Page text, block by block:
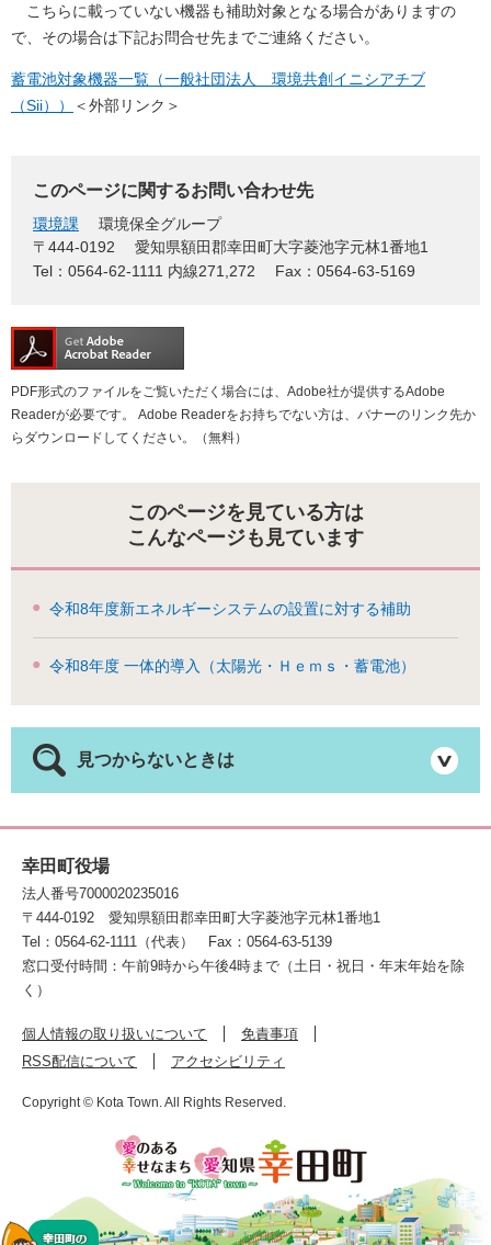
こちらに載っていない機器も補助対象となる場合がありますの
で、その場合は下記お問合せ先までご連絡ください。
蓄電池対象機器一覧（一般社団法人 環境共創イニシアチブ
（Sii））
＜外部リンク＞
このページに関するお問い合わせ先
環境課
環境保全グループ
〒444-0192
愛知県額田郡幸田町大字菱池字元林1番地1
Tel：0564-62-1111 内線271,272
Fax：0564-63-5169
PDF形式のファイルをご覧いただく場合には、Adobe社が提供するAdobe
Readerが必要です。
Adobe Readerをお持ちでない方は、バナーのリンク先か
らダウンロードしてください。（無料）
このページを見ている方は
こんなページも見ています
令和8年度新エネルギーシステムの設置に対する補助
令和8年度 一体的導入（太陽光・Ｈｅｍｓ・蓄電池）
見つからないときは
幸田町役場
法人番号7000020235016
〒444-0192
愛知県額田郡幸田町大字菱池字元林1番地1
Tel：0564-62-1111（代表）
Fax：0564-63-5139
窓口受付時間：午前9時から午後4時まで（土日・祝日・年末年始を除
く）
個人情報の取り扱いについて
免責事項
RSS配信について
アクセシビリティ
Copyright © Kota Town. All Rights Reserved.